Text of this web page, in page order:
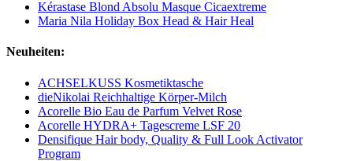
Kérastase Blond Absolu Masque Cicaextreme
Maria Nila Holiday Box Head & Hair Heal
Neuheiten:
ACHSELKUSS Kosmetiktasche
dieNikolai Reichhaltige Körper-Milch
Acorelle Bio Eau de Parfum Velvet Rose
Acorelle HYDRA+ Tagescreme LSF 20
Densifique Hair body, Quality & Full Look Activator
Program